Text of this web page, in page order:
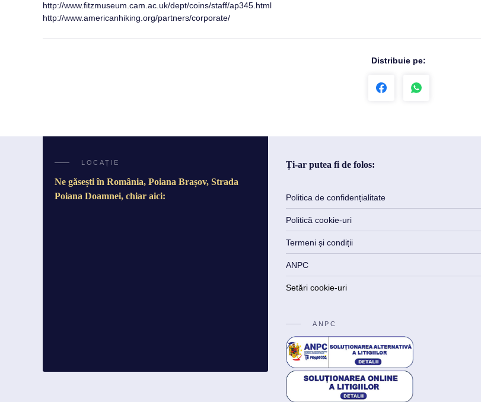
http://www.fitzmuseum.cam.ac.uk/dept/coins/staff/ap345.html
http://www.americanhiking.org/partners/corporate/
Distribuie pe:
LOCAȚIE
Ne găsești în România, Poiana Brașov, Strada
Poiana Doamnei, chiar aici:
Ți-ar putea fi de folos:
Politica de confidențialitate
Politică cookie-uri
Termeni și condiții
ANPC
Setări cookie-uri
ANPC